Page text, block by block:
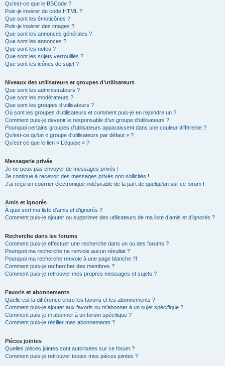
Qu’est-ce que le BBCode ?
Puis-je insérer du code HTML ?
Que sont les émoticônes ?
Puis-je insérer des images ?
Que sont les annonces générales ?
Que sont les annonces ?
Que sont les notes ?
Que sont les sujets verrouillés ?
Que sont les icônes de sujet ?
Niveaux des utilisateurs et groupes d’utilisateurs
Que sont les administrateurs ?
Que sont les modérateurs ?
Que sont les groupes d’utilisateurs ?
Où sont les groupes d’utilisateurs et comment puis-je en rejoindre un ?
Comment puis-je devenir le responsable d’un groupe d’utilisateurs ?
Pourquoi certains groupes d’utilisateurs apparaissent dans une couleur différente ?
Qu’est-ce qu’un « groupe d’utilisateurs par défaut » ?
Qu’est-ce que le lien « L’équipe » ?
Messagerie privée
Je ne peux pas envoyer de messages privés !
Je continue à recevoir des messages privés non sollicités !
J’ai reçu un courrier électronique indésirable de la part de quelqu’un sur ce forum !
Amis et ignorés
À quoi sert ma liste d’amis et d’ignorés ?
Comment puis-je ajouter ou supprimer des utilisateurs de ma liste d’amis et d’ignorés ?
Recherche dans les forums
Comment puis-je effectuer une recherche dans un ou des forums ?
Pourquoi ma recherche ne renvoie aucun résultat ?
Pourquoi ma recherche renvoie à une page blanche ?!
Comment puis-je rechercher des membres ?
Comment puis-je retrouver mes propres messages et sujets ?
Favoris et abonnements
Quelle est la différence entre les favoris et les abonnements ?
Comment puis-je ajouter aux favoris ou m’abonner à un sujet spécifique ?
Comment puis-je m’abonner à un forum spécifique ?
Comment puis-je résilier mes abonnements ?
Pièces jointes
Quelles pièces jointes sont autorisées sur ce forum ?
Comment puis-je retrouver toutes mes pièces jointes ?